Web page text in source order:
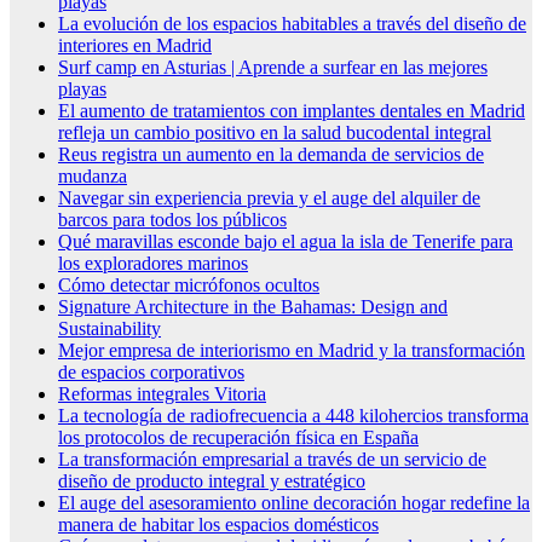
La evolución de los espacios habitables a través del diseño de
interiores en Madrid
Surf camp en Asturias | Aprende a surfear en las mejores
playas
El aumento de tratamientos con implantes dentales en Madrid
refleja un cambio positivo en la salud bucodental integral
Reus registra un aumento en la demanda de servicios de
mudanza
Navegar sin experiencia previa y el auge del alquiler de
barcos para todos los públicos
Qué maravillas esconde bajo el agua la isla de Tenerife para
los exploradores marinos
Cómo detectar micrófonos ocultos
Signature Architecture in the Bahamas: Design and
Sustainability
Mejor empresa de interiorismo en Madrid y la transformación
de espacios corporativos
Reformas integrales Vitoria
La tecnología de radiofrecuencia a 448 kilohercios transforma
los protocolos de recuperación física en España
La transformación empresarial a través de un servicio de
diseño de producto integral y estratégico
El auge del asesoramiento online decoración hogar redefine la
manera de habitar los espacios domésticos